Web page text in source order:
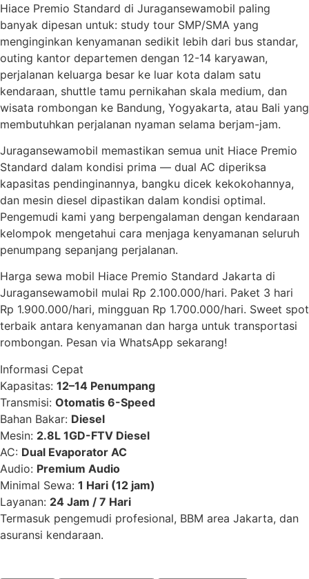
Hiace Premio Standard di Juragansewamobil paling
banyak dipesan untuk: study tour SMP/SMA yang
menginginkan kenyamanan sedikit lebih dari bus standar,
outing kantor departemen dengan 12-14 karyawan,
perjalanan keluarga besar ke luar kota dalam satu
kendaraan, shuttle tamu pernikahan skala medium, dan
wisata rombongan ke Bandung, Yogyakarta, atau Bali yang
membutuhkan perjalanan nyaman selama berjam-jam.
Juragansewamobil memastikan semua unit Hiace Premio
Standard dalam kondisi prima — dual AC diperiksa
kapasitas pendinginannya, bangku dicek kekokohannya,
dan mesin diesel dipastikan dalam kondisi optimal.
Pengemudi kami yang berpengalaman dengan kendaraan
kelompok mengetahui cara menjaga kenyamanan seluruh
penumpang sepanjang perjalanan.
Harga sewa mobil Hiace Premio Standard Jakarta di
Juragansewamobil mulai Rp 2.100.000/hari. Paket 3 hari
Rp 1.900.000/hari, mingguan Rp 1.700.000/hari. Sweet spot
terbaik antara kenyamanan dan harga untuk transportasi
rombongan. Pesan via WhatsApp sekarang!
Informasi Cepat
Kapasitas: 12–14 Penumpang
Transmisi: Otomatis 6-Speed
Bahan Bakar: Diesel
Mesin: 2.8L 1GD-FTV Diesel
AC: Dual Evaporator AC
Audio: Premium Audio
Minimal Sewa: 1 Hari (12 jam)
Layanan: 24 Jam / 7 Hari
Termasuk pengemudi profesional, BBM area Jakarta, dan
asuransi kendaraan.